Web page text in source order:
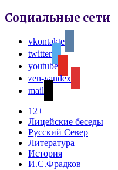
Социальные сети
vkontakte
twitter
youtube
zen-yandex
mail
12+
Лицейские беседы
Русский Север
Литература
История
И.С.Фрадков